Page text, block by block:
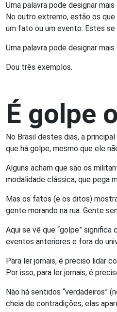
Uma palavra pode designar
No outro extremo, estão os
um fato ou um evento. Estes
Uma palavra pode designar
Dou três exemplos.
É golpe
No Brasil destes dias, a
que há golpe, mesmo que ele
Alguns acham que são os
modalidade clássica, que pega
Mas os fatos (e os ditos)
gente morando na rua. Gente
Aqui se vê que “golpe”
eventos anteriores e fora do
Para ler jornais, é preciso lidar
Por isso, para ler jornais, é
Não há sentidos “verdadeiros”
cheia de contradições, elas